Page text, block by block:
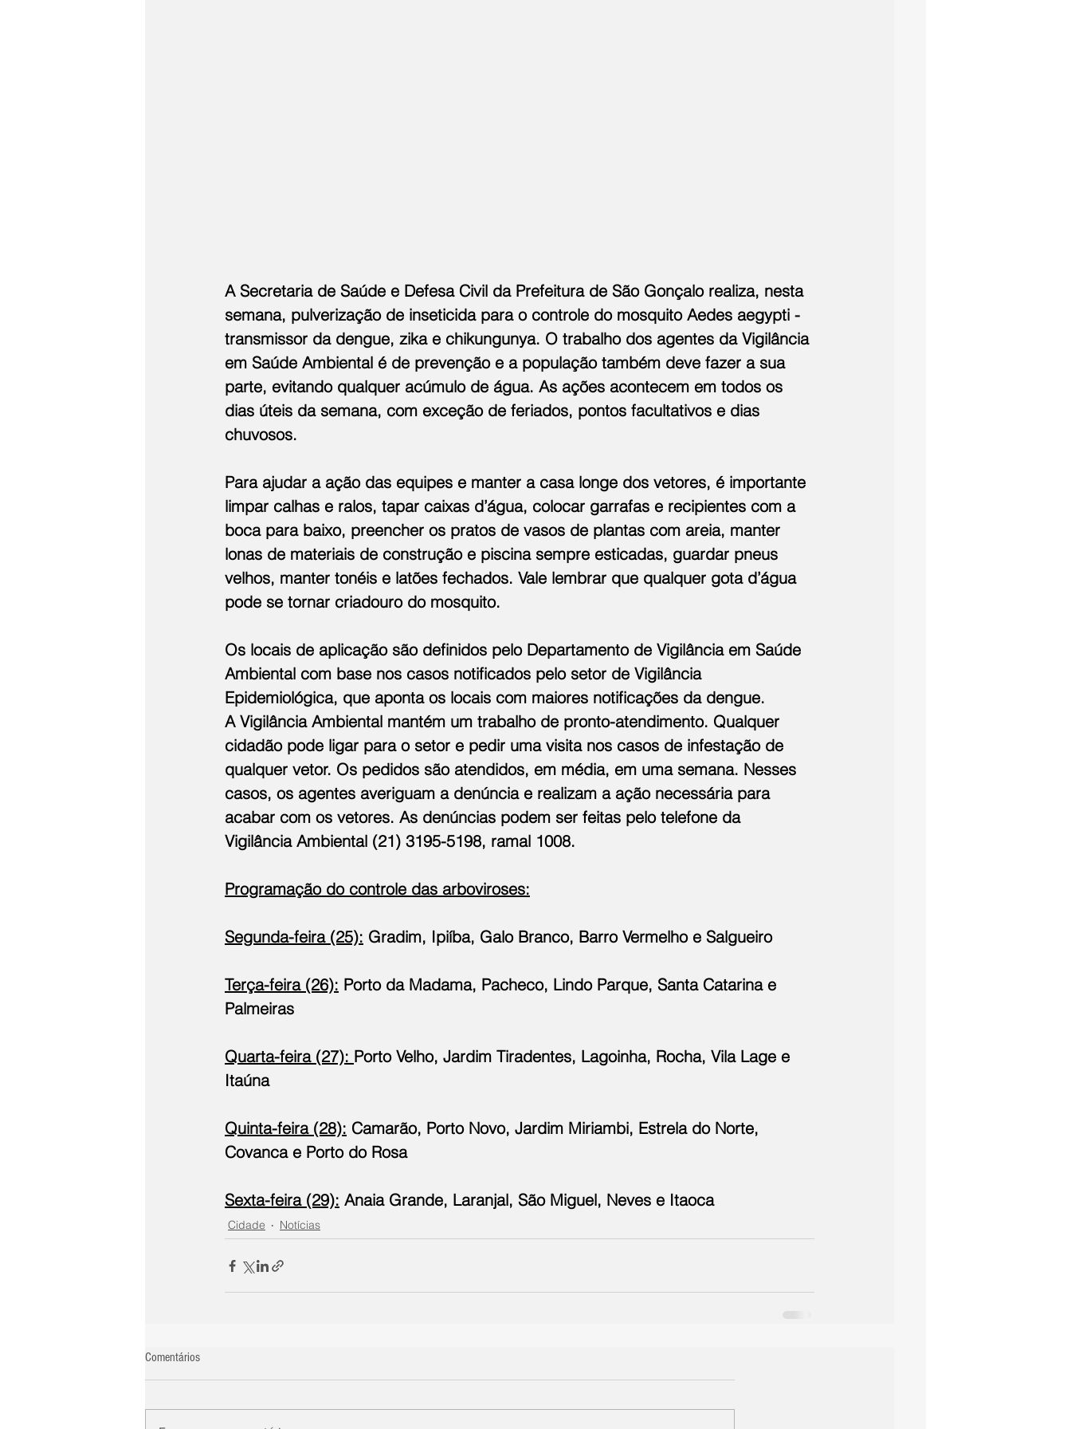
A Secretaria de Saúde e Defesa Civil da Prefeitura de São Gonçalo realiza, nesta
semana, pulverização de inseticida para o controle do mosquito Aedes aegypti -
transmissor da dengue, zika e chikungunya. O trabalho dos agentes da Vigilância
em Saúde Ambiental é de prevenção e a população também deve fazer a sua
parte, evitando qualquer acúmulo de água. As ações acontecem em todos os
dias úteis da semana, com exceção de feriados, pontos facultativos e dias
chuvosos.
Para ajudar a ação das equipes e manter a casa longe dos vetores, é importante
limpar calhas e ralos, tapar caixas d’água, colocar garrafas e recipientes com a
boca para baixo, preencher os pratos de vasos de plantas com areia, manter
lonas de materiais de construção e piscina sempre esticadas, guardar pneus
velhos, manter tonéis e latões fechados. Vale lembrar que qualquer gota d’água
pode se tornar criadouro do mosquito.
Os locais de aplicação são definidos pelo Departamento de Vigilância em Saúde
Ambiental com base nos casos notificados pelo setor de Vigilância
Epidemiológica, que aponta os locais com maiores notificações da dengue.
A Vigilância Ambiental mantém um trabalho de pronto-atendimento. Qualquer
cidadão pode ligar para o setor e pedir uma visita nos casos de infestação de
qualquer vetor. Os pedidos são atendidos, em média, em uma semana. Nesses
casos, os agentes averiguam a denúncia e realizam a ação necessária para
acabar com os vetores. As denúncias podem ser feitas pelo telefone da
Vigilância Ambiental (21) 3195-5198, ramal 1008.
Programação do controle das arboviroses:
Segunda-feira (25): Gradim, Ipiíba, Galo Branco, Barro Vermelho e Salgueiro
Terça-feira (26): Porto da Madama, Pacheco, Lindo Parque, Santa Catarina e
Palmeiras
Quarta-feira (27): Porto Velho, Jardim Tiradentes, Lagoinha, Rocha, Vila Lage e
Itaúna
Quinta-feira (28): Camarão, Porto Novo, Jardim Miriambi, Estrela do Norte,
Covanca e Porto do Rosa
Sexta-feira (29): Anaia Grande, Laranjal, São Miguel, Neves e Itaoca
Cidade Notícias
Comentários